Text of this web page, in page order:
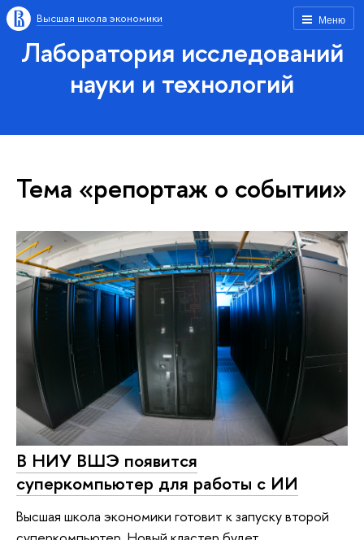
Меню
Высшая школа экономики
Лаборатория исследований
науки и технологий
Тема «репортаж о событии»
В НИУ ВШЭ появится
суперкомпьютер для работы с ИИ
Высшая школа экономики готовит к запуску второй